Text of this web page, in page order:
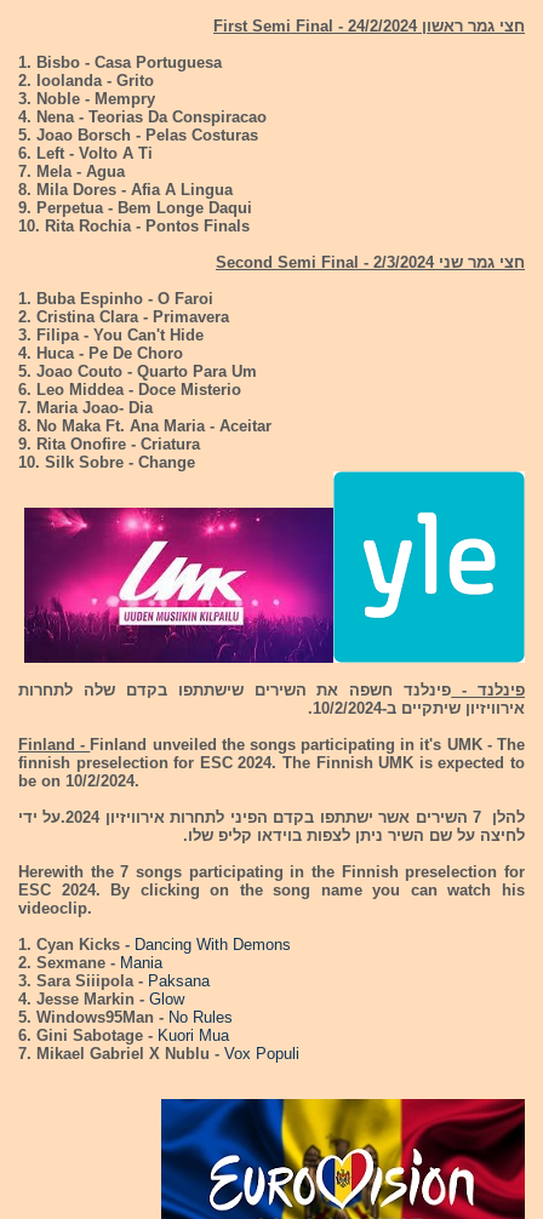
חצי גמר ראשון 24/2/2024 - First Semi Final
1. Bisbo - Casa Portuguesa
2. Ioolanda - Grito
3. Noble - Mempry
4. Nena - Teorias Da Conspiracao
5. Joao Borsch - Pelas Costuras
6. Left - Volto A Ti
7. Mela - Agua
8. Mila Dores - Afia A Lingua
9. Perpetua - Bem Longe Daqui
10. Rita Rochia - Pontos Finals
חצי גמר שני 2/3/2024 - Second Semi Final
1. Buba Espinho - O Faroi
2. Cristina Clara - Primavera
3. Filipa - You Can't Hide
4. Huca - Pe De Choro
5. Joao Couto - Quarto Para Um
6. Leo Middea - Doce Misterio
7. Maria Joao- Dia
8. No Maka Ft. Ana Maria - Aceitar
9. Rita Onofire - Criatura
10. Silk Sobre - Change
פינלנד - פינלנד חשפה את השירים שישתתפו בקדם שלה לתחרות
אירוויזיון שיתקיים ב-10/2/2024.
Finland - Finland unveiled the songs participating in it's UMK - The
finnish preselection for ESC 2024. The Finnish UMK is expected to
be on 10/2/2024.
להלן 7 השירים אשר ישתתפו בקדם הפיני לתחרות אירוויזיון 2024.על ידי
לחיצה על שם השיר ניתן לצפות בוידאו קליפ שלו.
Herewith the 7 songs participating in the Finnish preselection for
ESC 2024. By clicking on the song name you can watch his
videoclip.
1. Cyan Kicks - Dancing With Demons
2. Sexmane - Mania
3. Sara Siiipola - Paksana
4. Jesse Markin - Glow
5. Windows95Man - No Rules
6. Gini Sabotage - Kuori Mua
7. Mikael Gabriel X Nublu - Vox Populi